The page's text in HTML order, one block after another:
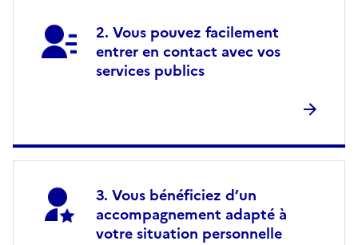
Vous pouvez facilement
entrer en contact avec vos
services publics
Vous bénéficiez d’un
accompagnement adapté à
votre situation personnelle